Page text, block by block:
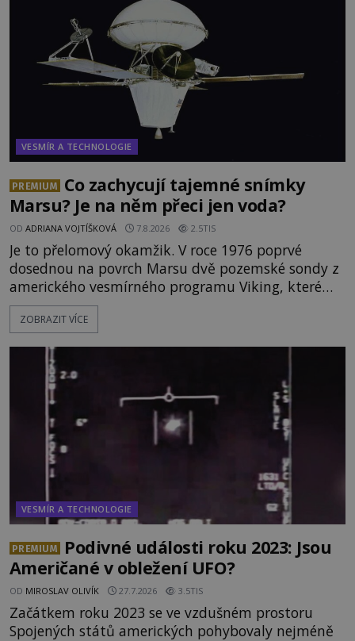
VESMÍR A TECHNOLOGIE
PREMIUM
Co zachycují tajemné snímky
Marsu? Je na něm přeci jen voda?
OD ADRIANA VOJTÍŠKOVÁ 7.8.2026 2.5TIS
Je to přelomový okamžik. V roce 1976 poprvé
dosednou na povrch Marsu dvě pozemské sondy z
amerického vesmírného programu Viking, které
jsou schopny pořídit fotografie záhadami
opředené rudé planety. Viking 1 zde zaznamená
zvané Cydonie totiž zachytí podivný útvar
připomínající lidskou tvář. NASA (Národní úřad
ZOBRAZIT VÍCE
VESMÍR A TECHNOLOGIE
PREMIUM
Podivné události roku 2023: Jsou
Američané v obležení UFO?
OD MIROSLAV OLIVÍK 27.7.2026 3.5TIS
Začátkem roku 2023 se ve vzdušném prostoru
Spojených států amerických pohybovaly nejméně